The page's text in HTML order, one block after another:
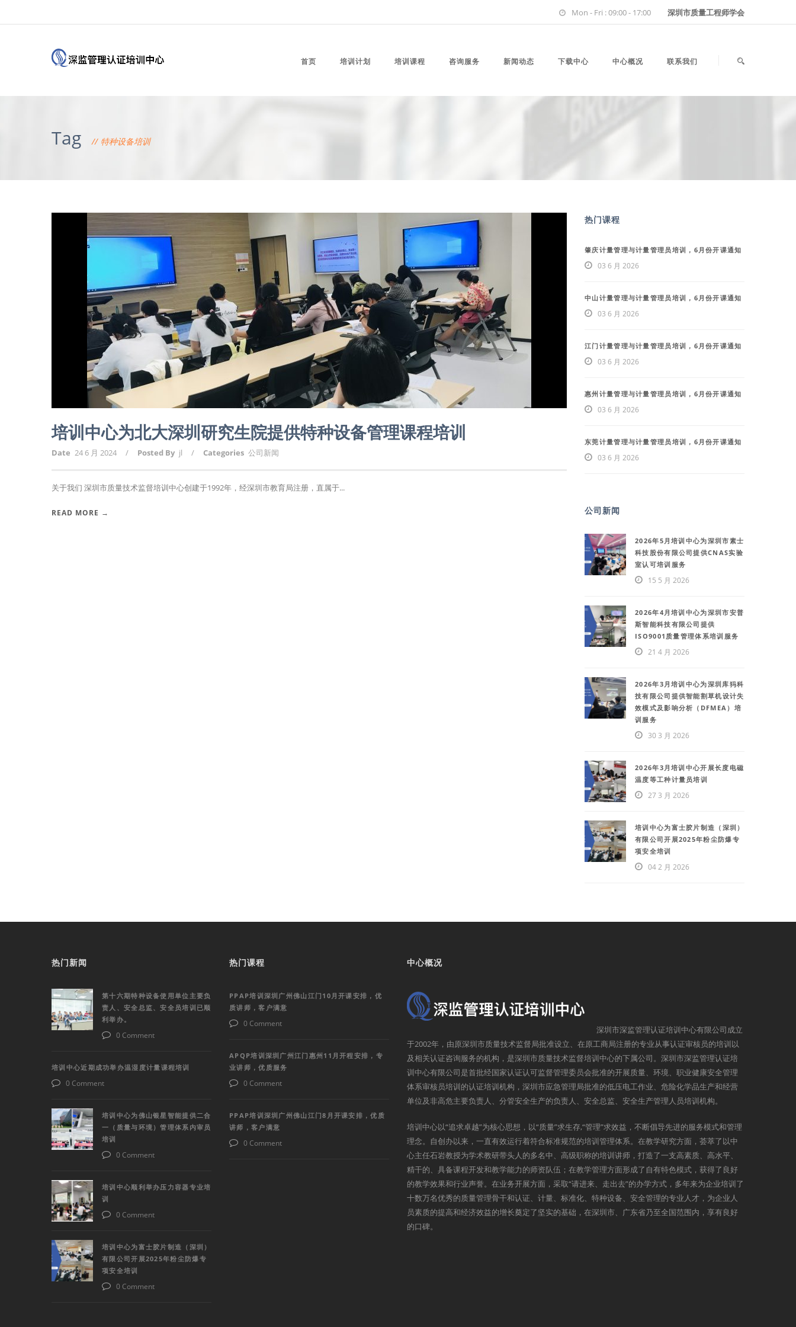
Mon - Fri : 09:00 - 17:00 深圳市质量工程师学会
首页 培训计划 培训课程 咨询服务 新闻动态 下载中心 中心概况 联系我们
Tag 特种设备培训
培训中心为北大深圳研究生院提供特种设备管理课程培训
Date 24 6 月 2024 / Posted By jl / Categories 公司新闻
关于我们 深圳市质量技术监督培训中心创建于1992年，经深圳市教育局注册，直属于...
READ MORE →
热门课程
肇庆计量管理与计量管理员培训，6月份开课通知
03 6 月 2026
中山计量管理与计量管理员培训，6月份开课通知
03 6 月 2026
江门计量管理与计量管理员培训，6月份开课通知
03 6 月 2026
惠州计量管理与计量管理员培训，6月份开课通知
03 6 月 2026
东莞计量管理与计量管理员培训，6月份开课通知
03 6 月 2026
公司新闻
2026年5月培训中心为深圳市素士
科技股份有限公司提供CNAS实验
室认可培训服务
15 5 月 2026
2026年4月培训中心为深圳市安普
斯智能科技有限公司提供
ISO9001质量管理体系培训服务
21 4 月 2026
2026年3月培训中心为深圳库犸科
技有限公司提供智能割草机设计失
效模式及影响分析（DFMEA）培
训服务
30 3 月 2026
2026年3月培训中心开展长度电磁
温度等工种计量员培训
27 3 月 2026
培训中心为富士胶片制造（深圳）
有限公司开展2025年粉尘防爆专
项安全培训
04 2 月 2026
热门新闻
第十六期特种设备使用单位主要负
责人、安全总监、安全员培训已顺
利举办。
0 Comment
培训中心近期成功举办温湿度计量课程培训
0 Comment
培训中心为佛山银星智能提供二合
一（质量与环境）管理体系内审员
培训
0 Comment
培训中心顺利举办压力容器专业培
训
0 Comment
培训中心为富士胶片制造（深圳）
有限公司开展2025年粉尘防爆专
项安全培训
0 Comment
热门课程
PPAP培训深圳广州佛山江门10月开课安排，优
质讲师，客户满意
0 Comment
APQP培训深圳广州江门惠州11月开程安排，专
业讲师，优质服务
0 Comment
PPAP培训深圳广州佛山江门8月开课安排，优质
讲师，客户满意
0 Comment
中心概况
深圳市深监管理认证培训中心有限公司成立
于2002年，由原深圳市质量技术监督局批准设立、在原工商局注册的专业从事认证审核员的培训以
及相关认证咨询服务的机构，是深圳市质量技术监督培训中心的下属公司。深圳市深监管理认证培
训中心有限公司是首批经国家认证认可监督管理委员会批准的开展质量、环境、职业健康安全管理
体系审核员培训的认证培训机构，深圳市应急管理局批准的低压电工作业、危险化学品生产和经营
单位及非高危主要负责人、分管安全生产的负责人、安全总监、安全生产管理人员培训机构。
培训中心以“追求卓越”为核心思想，以“质量”求生存,“管理”求效益，不断倡导先进的服务模式和管理
理念。自创办以来，一直有效运行着符合标准规范的培训管理体系。在教学研究方面，荟萃了以中
心主任石岩教授为学术教研带头人的多名中、高级职称的培训讲师，打造了一支高素质、高水平、
精干的、具备课程开发和教学能力的师资队伍；在教学管理方面形成了自有特色模式，获得了良好
的教学效果和行业声誉。在业务开展方面，采取“请进来、走出去”的办学方式，多年来为企业培训了
十数万名优秀的质量管理骨干和认证、计量、标准化、特种设备、安全管理的专业人才，为企业人
员素质的提高和经济效益的增长奠定了坚实的基础，在深圳市、广东省乃至全国范围内，享有良好
的口碑。